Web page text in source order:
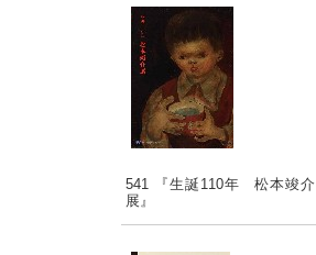
541 『生誕110年 松本竣介
展』